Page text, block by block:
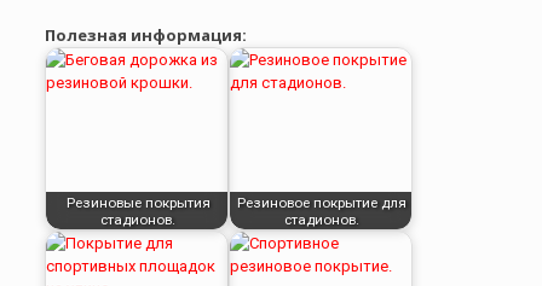
Полезная информация:
Резиновые покрытия
стадионов.
Резиновое покрытие для
стадионов.